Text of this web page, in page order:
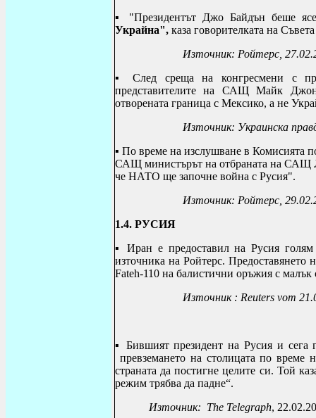
▪ "Президентът Джо Байдън беше
Украйна", каза говорителката на
Източник: Ройтерс,
▪ След среща на конгресмени с
представителите на САЩ Майк
отворената граница с Мексико, а не
Източник: Украинска
▪ По време на изслушване в Комисията
САЩ министърът на отбраната на САЩ
че НАТО ще започне война с Русия".
Източник: Ройтерс,
1.4. РУСИЯ
▪Иран е предоставил на Русия
източника на Ройтерс.
Fateh-110 на балистични оръжия с малък
Източник : Reuters vom
▪ Бившият президент на Русия и сега
превземането на столицата по време
страната да постигне целите си. Той
режим трябва да падне“.
Източник: The Telegraph,